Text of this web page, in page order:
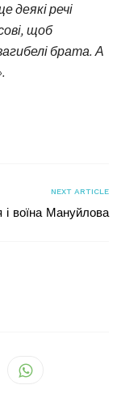
деякі речі
щоб
брата. А
NEXT ARTICLE
і воїна Мануйлова